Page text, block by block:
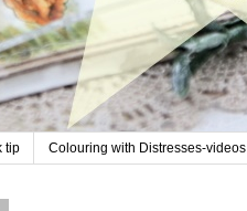
tip Colouring with Distresses-videos